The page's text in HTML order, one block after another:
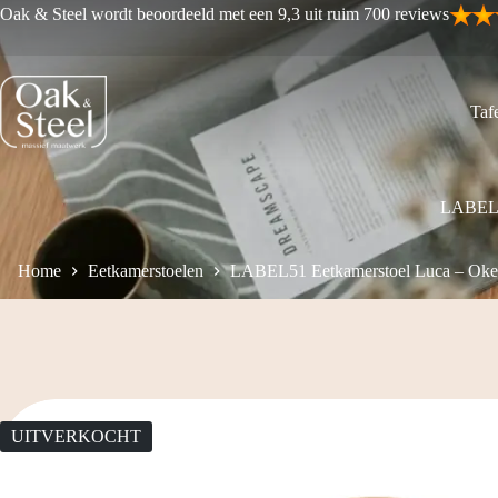
Ga
de
inhoud
Oak & Steel wordt beoordeeld met een 9,3 uit ruim 700 reviews
Home Eetkamerstoelen LABEL51 Eetkamerstoel Luca –
UITVERKOCHT